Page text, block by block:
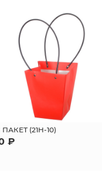
(21H-10)
₽